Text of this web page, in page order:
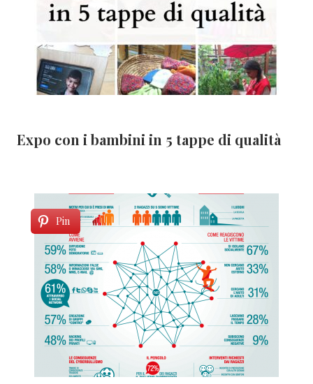
Expo con i bambini in 5 tappe di qualità
Pin